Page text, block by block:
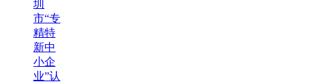
圳
市“专
精特
新中
小企
业”认